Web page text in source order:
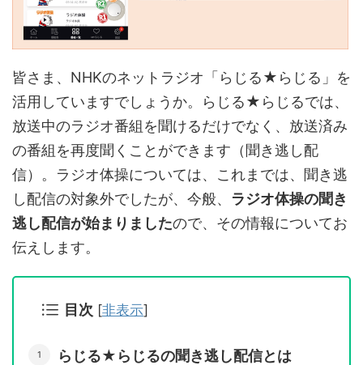
皆さま、NHKのネットラジオ「らじる★らじる」を
活用していますでしょうか。らじる★らじるでは、
放送中のラジオ番組を聞けるだけでなく、放送済み
の番組を再度聞くことができます（聞き逃し配
信）。ラジオ体操については、これまでは、聞き逃
し配信の対象外でしたが、今般、 ラジオ体操の聞き
逃し配信が始まりましたので、その情報についてお
伝えします。
目次 [非表示]
らじる★らじるの聞き逃し配信とは